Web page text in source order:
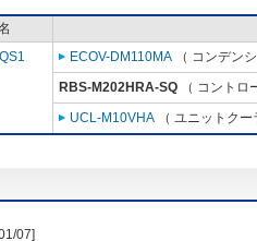
ECOV-DM110MA （ コンデン
RBS-M202HRA-SQ （ コントロ
UCL-M10VHA （ ユニットク
07]